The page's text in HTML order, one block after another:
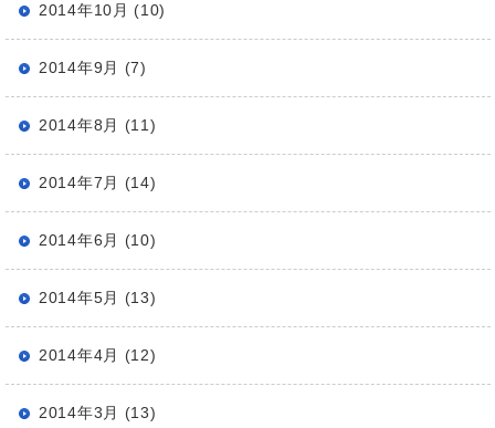
2014年10月 (10)
2014年9月 (7)
2014年8月 (11)
2014年7月 (14)
2014年6月 (10)
2014年5月 (13)
2014年4月 (12)
2014年3月 (13)